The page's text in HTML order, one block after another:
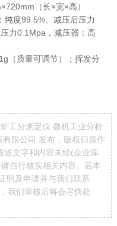
（长×宽×高）
纯度99.5%、减压后压力
力0.1Mpa ，减压器：高
（质量可调节）；挥发分
工分测定仪 微机工业分析
限公司 发布，版权归原作
述文字和内容未经(企业库
自行核实相关内容。若本
明及申请并与我们联系
我们审核后将会尽快处